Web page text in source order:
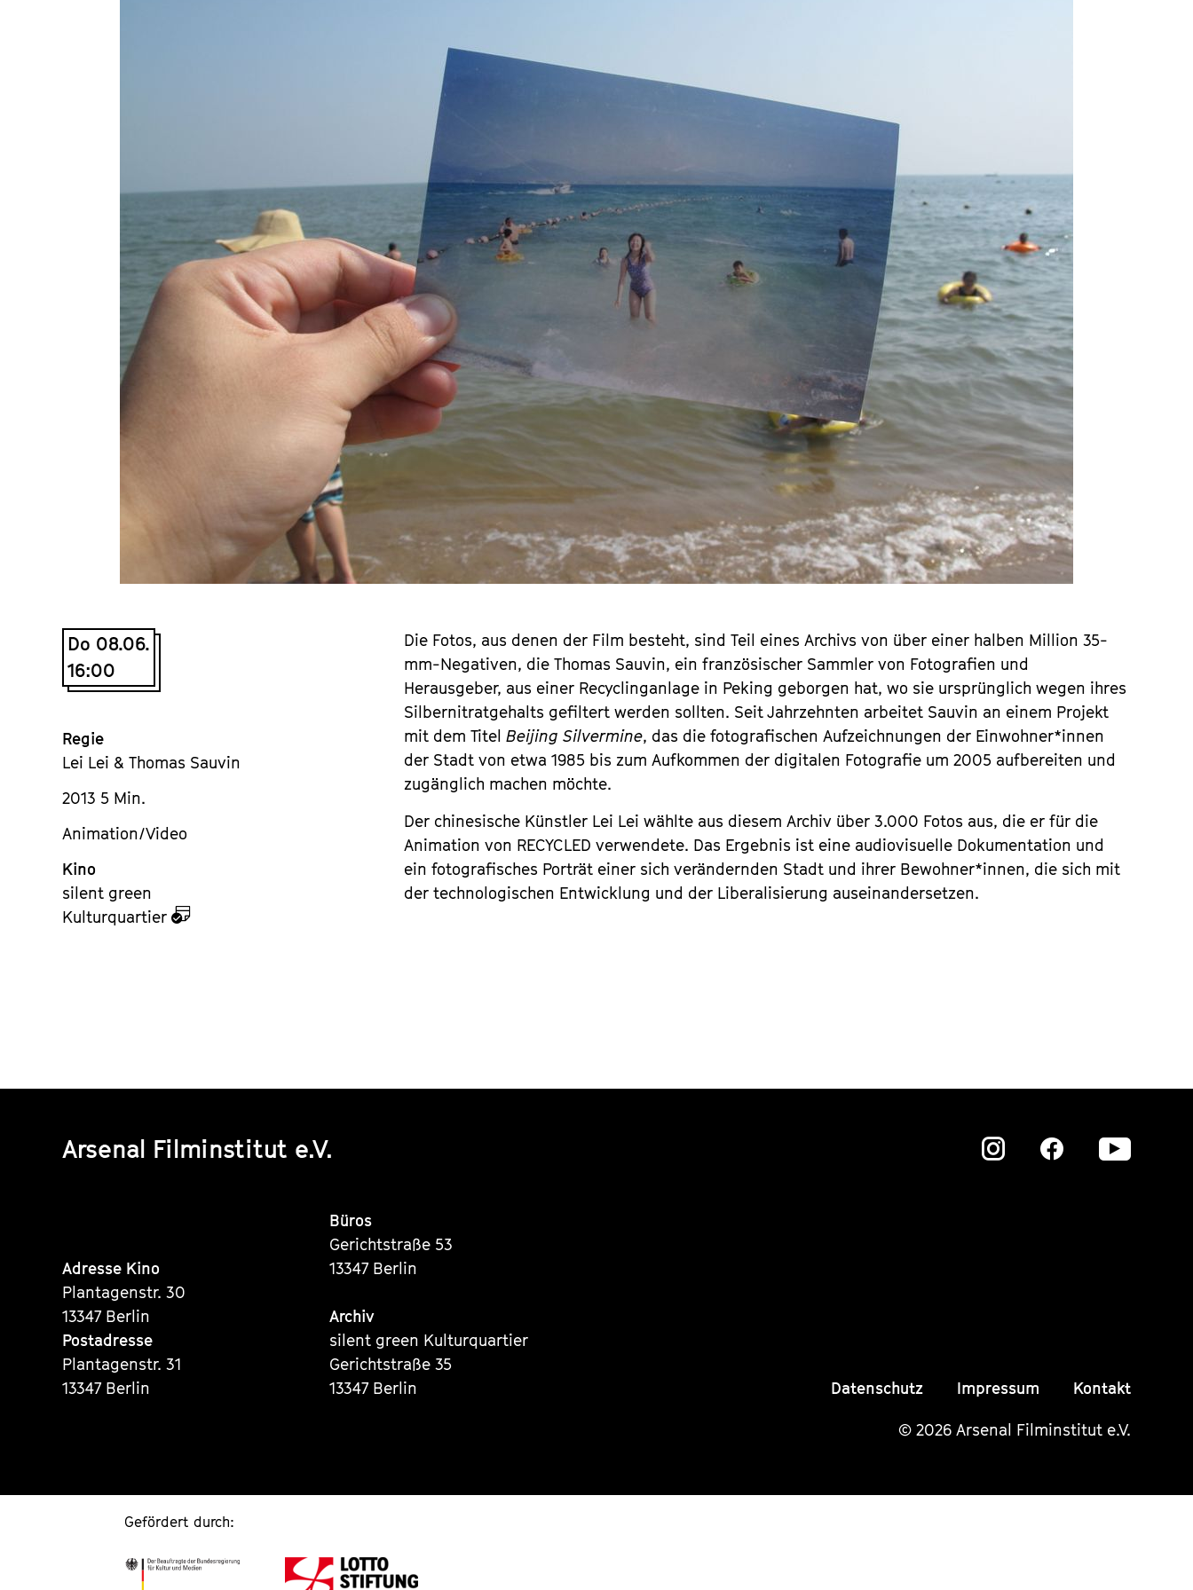
Do 08.06.
16:00
Regie
Lei Lei & Thomas Sauvin
2013 5 Min.
Animation/Video
Kino
silent green
Kulturquartier
Die Fotos, aus denen der Film besteht, sind Teil eines Archivs von über einer halben Million 35-
mm-Negativen, die Thomas Sauvin, ein französischer Sammler von Fotografien und
Herausgeber, aus einer Recyclinganlage in Peking geborgen hat, wo sie ursprünglich wegen ihres
Silbernitratgehalts gefiltert werden sollten. Seit Jahrzehnten arbeitet Sauvin an einem Projekt
mit dem TitelBeijing Silvermine, das die fotografischen Aufzeichnungen der Einwohner*innen
der Stadt von etwa 1985 bis zum Aufkommen der digitalen Fotografie um 2005 aufbereiten und
zugänglich machen möchte.
Der chinesische Künstler Lei Lei wählte aus diesem Archiv über 3.000 Fotos aus, die er für die
Animation von RECYCLED verwendete. Das Ergebnis ist eine audiovisuelle Dokumentation und
ein fotografisches Porträt einer sich verändernden Stadt und ihrer Bewohner*innen, die sich mit
der technologischen Entwicklung und der Liberalisierung auseinandersetzen.
Arsenal Filminstitut e.V.
Zu
Zu
Zu
Adresse Kino
Plantagenstr. 30
13347 Berlin
Postadresse
Plantagenstr. 31
13347 Berlin
Büros
Gerichtstraße 53
13347 Berlin
Archiv
silent green Kulturquartier
Gerichtstraße 35
13347 Berlin
Datenschutz Impressum Kontakt
© 2026 Arsenal Filminstitut e.V.
Gefördert durch: